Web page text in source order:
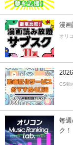
漫画
オリ
CS動
毎
ク！